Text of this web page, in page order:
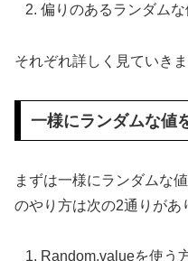
偏りのあるランダム
それぞれ詳しく見ていきま
一様にランダムな値
まずは一様にランダムな
のやり方は次の2通りがあ
Random.valueを使う